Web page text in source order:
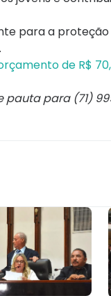
para a proteção
de R$
pauta para (71)